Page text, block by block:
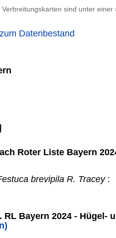
sind unter einer
Datenbestand
Roter Liste Bayern
brevipila R. Tracey :
RL Bayern 2024 - Hügel-